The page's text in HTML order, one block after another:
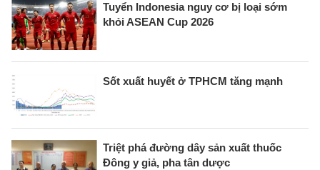
Tuyển Indonesia nguy cơ bị loại sớm
khỏi ASEAN Cup 2026
Sốt xuất huyết ở TPHCM tăng mạnh
Triệt phá đường dây sản xuất thuốc
Đông y giả, pha tân dược